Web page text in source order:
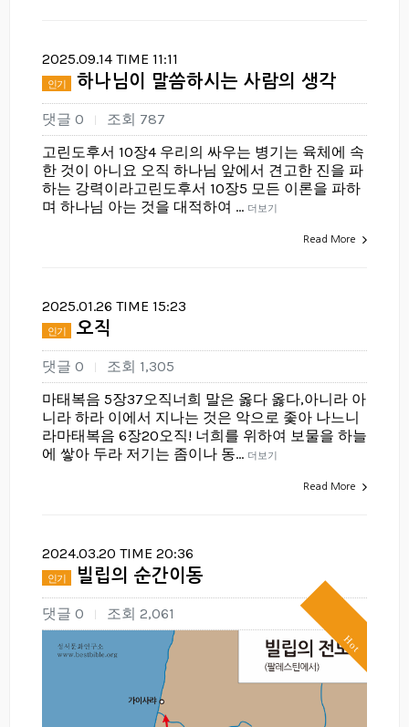
2025.09.14 TIME 11:11
인기 하나님이 말씀하시는 사람의 생각
댓글 0
조회 787
고린도후서 10장4 우리의 싸우는 병기는 육체에 속
한 것이 아니요 오직 하나님 앞에서 견고한 진을 파
하는 강력이라고린도후서 10장5 모든 이론을 파하
며 하나님 아는 것을 대적하여 … 더보기
Read More
2025.01.26 TIME 15:23
인기 오직
댓글 0
조회 1,305
마태복음 5장37오직너희 말은 옳다 옳다,아니라 아
니라 하라 이에서 지나는 것은 악으로 좇아 나느니
라마태복음 6장20오직! 너희를 위하여 보물을 하늘
에 쌓아 두라 저기는 좀이나 동… 더보기
Read More
2024.03.20 TIME 20:36
인기 빌립의 순간이동
댓글 0 조회 2,061
Hot